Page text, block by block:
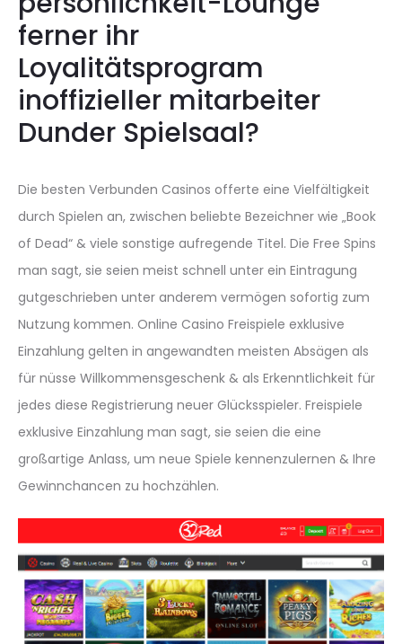
ferner ihr
Loyalitätsprogram
inoffizieller mitarbeiter
Dunder Spielsaal?
Die besten Verbunden Casinos offerte eine Vielfältigkeit
durch Spielen an, zwischen beliebte Bezeichner wie „Book
of Dead“ & viele sonstige aufregende Titel. Die Free Spins
man sagt, sie seien meist schnell unter ein Eintragung
gutgeschrieben unter anderem vermögen sofortig zum
Nutzung kommen. Online Casino Freispiele exklusive
Einzahlung gelten in angewandten meisten Absägen als
für nüsse Willkommensgeschenk & als Erkenntlichkeit für
jedes diese Registrierung neuer Glücksspieler. Freispiele
exklusive Einzahlung man sagt, sie seien die eine
großartige Anlass, um neue Spiele kennenzulernen & Ihre
Gewinnchancen zu hochzählen.